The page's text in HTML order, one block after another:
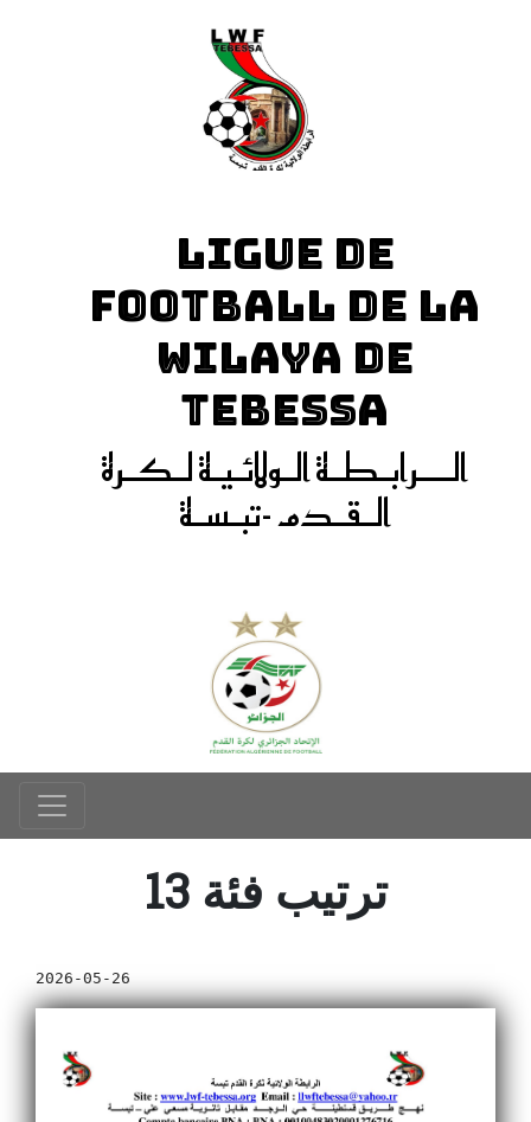
LIGUE DE
FOOTBALL DE LA
WILAYA DE
TEBESSA
الـــرابـطـة الـولائـيـة لـكـرة
الـقـدم -تبـسـة
ترتيب فئة 13
2026-05-26